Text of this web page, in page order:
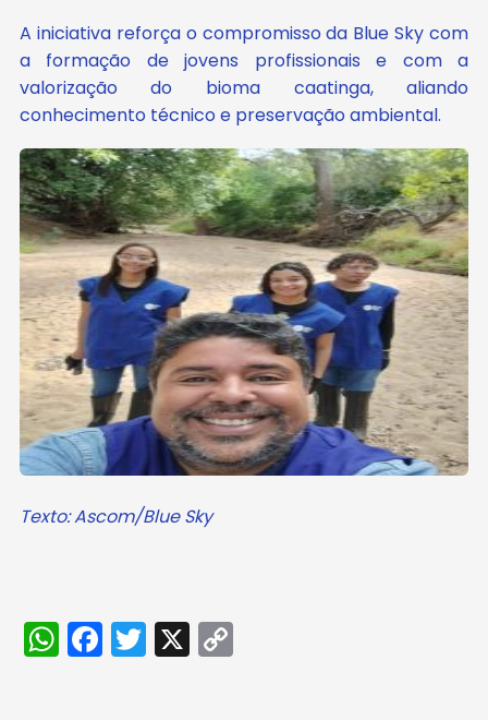
A iniciativa reforça o compromisso da Blue Sky com
a formação de jovens profissionais e com a
valorização do bioma caatinga, aliando
conhecimento técnico e preservação ambiental.
Texto: Ascom/Blue Sky
WhatsApp
Facebook
Twitter
X Copy